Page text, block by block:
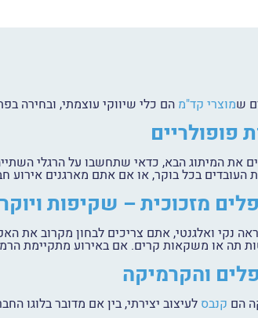
שמוצרי קד"מ הם כלי שיווקי עוצמתי, ובחירה
פופולריים
את המיתוג הבא, כדאי שתחשבו על הרגלי
העובדים בכל בוקר, או אם אתם מארגנים אירוע
מזכוכית – שקיפות
נקי ואלגנטי, אתם צריכים לבחון מקרוב את
תה או משקאות קרים. אם באירוע מתקיימת
והקרמיקה
הם קנבס לעיצוב יצירתי, בין אם מדובר בלוגו